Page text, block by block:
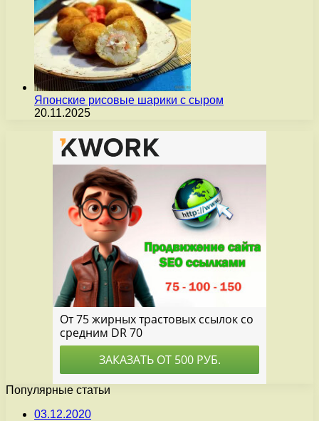
Японские рисовые шарики с сыром
20.11.2025
Популярные статьи
03.12.2020